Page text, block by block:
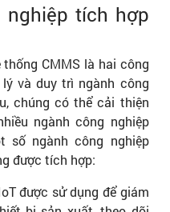
nghiệp tích hợp
CMMS là hai công
và duy trì ngành công
chúng có thể cải thiện
ngành công nghiệp
số ngành công nghiệp
được tích hợp:
được sử dụng để giám